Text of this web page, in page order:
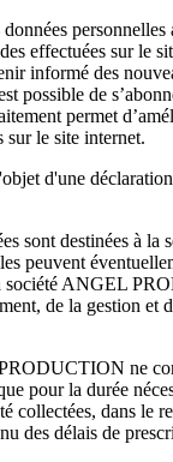
effectuées sur le
informé des
possible de
permet
sur le site internet.
d'une
sont destinées à la
peuvent
société ANGEL
de la gestion et
ne
pour la durée
collectées, dans le
des délais de